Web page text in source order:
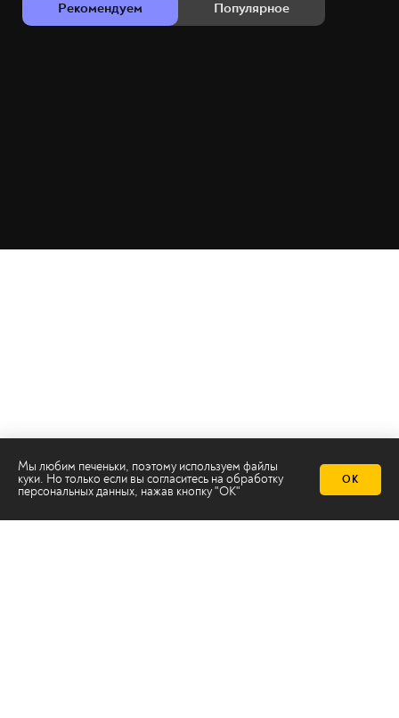
Рекомендуем Популярное
Мы любим печеньки, поэтому используем файлы
куки. Но только если вы согласитесь на обработку
персональных данных, нажав кнопку "ОК"
ОК
Телеканал 2х2